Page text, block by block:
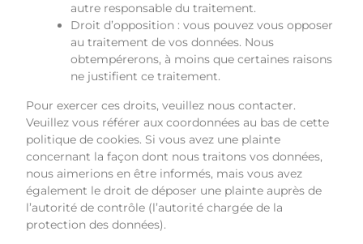
autre responsable du traitement.
Droit d’opposition : vous pouvez vous opposer
au traitement de vos données. Nous
obtempérerons, à moins que certaines raisons
ne justifient ce traitement.
Pour exercer ces droits, veuillez nous contacter.
Veuillez vous référer aux coordonnées au bas de cette
politique de cookies. Si vous avez une plainte
concernant la façon dont nous traitons vos données,
nous aimerions en être informés, mais vous avez
également le droit de déposer une plainte auprès de
l’autorité de contrôle (l’autorité chargée de la
protection des données).